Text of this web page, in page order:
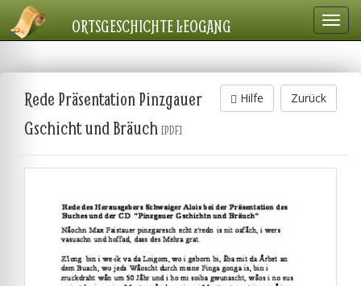
ORTSGESCHICHTE LEOGANG
Zurück
Hilfe
Rede Präsentation Pinzgauer
Gschicht und Bräuch [PDF]